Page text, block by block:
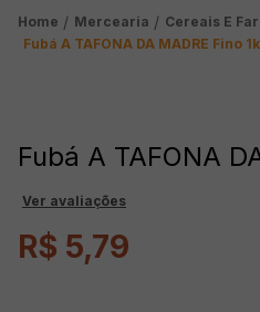
Mercearia Cereais E
Fubá A TAFONA DA MADRE Fino
Fubá A TAFONA
Ver avaliações
R$ 5,79